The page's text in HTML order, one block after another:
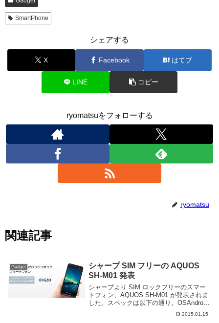
SmartPhone
シェアする
X Facebook はてブ
LINE コピー
ryomatsuをフォローする
ryomatsu
関連記事
Gadget
シャープ SIM フリーの AQUOS
SH-M01 発表
シャープより SIM ロックフリーのスマー
トフォン、AQUOS SH-M01 が発表されま
した。スペックは以下の通り。OSAndroid
4.4.2 KitKatCPUMSM8974 2.2GHz クアッ
ドコアメモリ2GBROM8GB(mi...
2015.01.15